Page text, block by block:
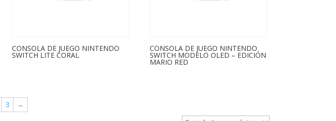
CONSOLA DE JUEGO NINTENDO
SWITCH LITE CORAL
CONSOLA DE JUEGO NINTENDO
SWITCH MODELO OLED – EDICIÓN
MARIO RED
3 →